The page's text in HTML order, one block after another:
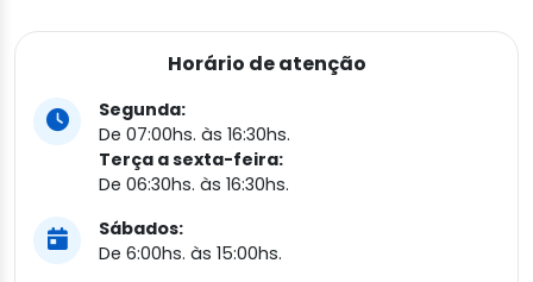
Horário de atenção
Segunda:
De 07:00hs. às 16:30hs.
Terça a sexta-feira:
De 06:30hs. às 16:30hs.
Sábados:
De 6:00hs. às 15:00hs.